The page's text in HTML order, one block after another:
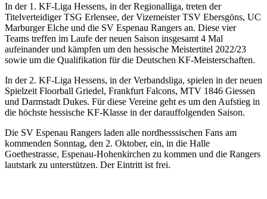
In der 1. KF-Liga Hessens, in der Regionalliga, treten der
Titelverteidiger TSG Erlensee, der Vizemeister TSV Ebersgöns, UC
Marburger Elche und die SV Espenau Rangers an. Diese vier
Teams treffen im Laufe der neuen Saison insgesamt 4 Mal
aufeinander und kämpfen um den hessische Meistertitel 2022/23
sowie um die Qualifikation für die Deutschen KF-Meisterschaften.
In der 2. KF-Liga Hessens, in der Verbandsliga, spielen in der neuen
Spielzeit Floorball Griedel, Frankfurt Falcons, MTV 1846 Giessen
und Darmstadt Dukes. Für diese Vereine geht es um den Aufstieg in
die höchste hessische KF-Klasse in der darauffolgenden Saison.
Die SV Espenau Rangers laden alle nordhesssischen Fans am
kommenden Sonntag, den 2. Oktober, ein, in die Halle
Goethestrasse, Espenau-Hohenkirchen zu kommen und die Rangers
lautstark zu unterstützen. Der Eintritt ist frei.